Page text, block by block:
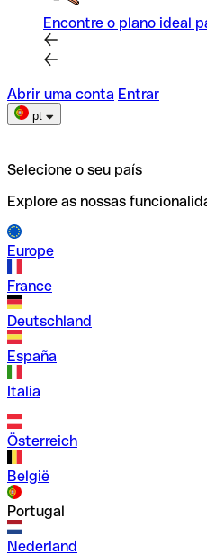
Encontre o plano ideal
Abrir uma conta Entrar
pt
Selecione o seu país
Explore as nossas
Europe
France
Deutschland
España
Italia
Österreich
België
Portugal
Nederland